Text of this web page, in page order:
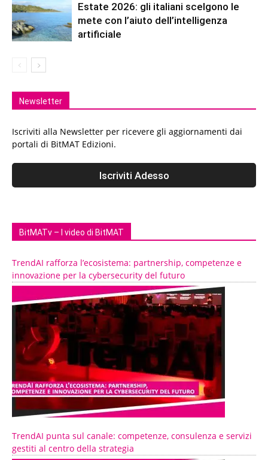
Estate 2026: gli italiani scelgono le
mete con l’aiuto dell’intelligenza
artificiale
Newsletter
Iscriviti alla Newsletter per ricevere gli aggiornamenti dai
portali di BitMAT Edizioni.
BitMATv – I video di BitMAT
TrendAI rafforza l’ecosistema: partnership, competenze e
innovazione per la cybersecurity del futuro
TrendAI punta sul canale: competenze, consulenza e servizi
gestiti al centro della strategia